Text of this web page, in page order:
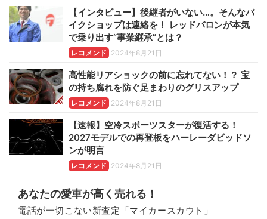
【インタビュー】後継者がいない…。そんなバ
イクショップは連絡を！ レッドバロンが本気
で乗り出す“事業継承”とは？
レコメンド 2024年8月21日
高性能リアショックの前に忘れてない！？ 宝
の持ち腐れを防ぐ足まわりのグリスアップ
レコメンド 2024年8月21日
【速報】空冷スポーツスターが復活する！
2027モデルでの再登板をハーレーダビッドソ
ンが明言
レコメンド 2024年8月21日
あなたの愛車が高く売れる！
電話が一切こない新査定「マイカースカウト」